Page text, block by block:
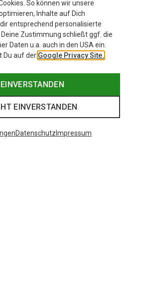
So können wir unsere
Inhalte auf Dich
entsprechend personalisierte
Zustimmung schließt ggf. die
Daten u.a. auch in den USA ein.
Du auf der Google Privacy Site.
EINVERSTANDEN
EINVERSTANDEN
Datenschutz Impressum